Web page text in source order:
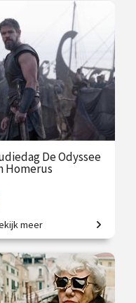
€ 35.00
vanaf 13
okt.
Op locatie
De Odyssee
Homerus
de wereld van
epische verhalen.
€ 65.00 / €
vanaf 5
okt.
meer